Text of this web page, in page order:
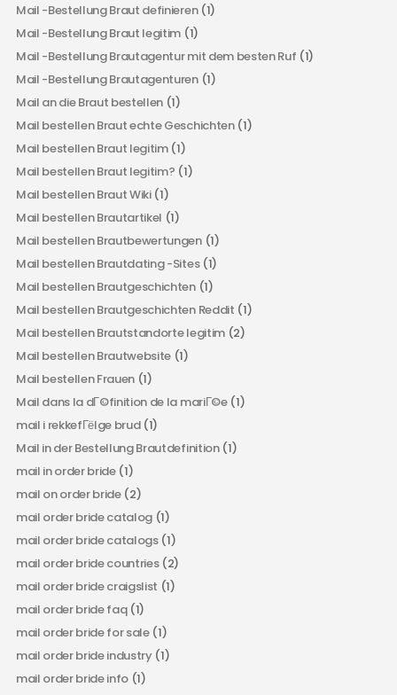
Mail -Bestellung Braut definieren(1)
Mail -Bestellung Braut legitim (1)
Mail -Bestellung Brautagentur mit dem besten Ruf (1)
Mail -Bestellung Brautagenturen(1)
Mail an die Braut bestellen (1)
Mail bestellen Braut echte Geschichten(1)
Mail bestellen Braut legitim(1)
Mail bestellen Braut legitim? (1)
Mail bestellen Braut Wiki(1)
Mail bestellen Brautartikel (1)
Mail bestellen Brautbewertungen(1)
Mail bestellen Brautdating -Sites(1)
Mail bestellen Brautgeschichten(1)
Mail bestellen Brautgeschichten Reddit (1)
Mail bestellen Brautstandorte legitim(2)
Mail bestellen Brautwebsite (1)
Mail bestellen Frauen (1)
Mail dans la dГ©finition de la mariГ©e(1)
mail i rekkefГёlge brud(1)
Mail in der Bestellung Brautdefinition(1)
mail in order bride(1)
mail on order bride(2)
mail order bride catalog (1)
mail order bride catalogs(1)
mail order bride countries(2)
mail order bride craigslist (1)
mail order bride faq(1)
mail order bride for sale(1)
mail order bride industry(1)
mail order bride info (1)